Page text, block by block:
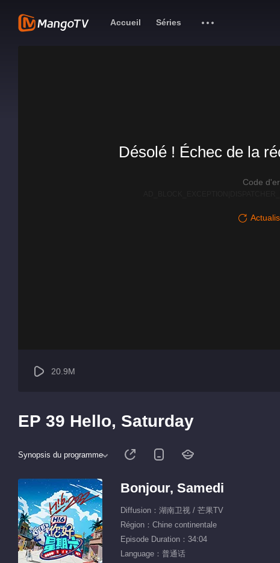
Accueil Séries
Désolé ! Échec de la
Code
20.9M
EP 39 Hello, Saturday
Synopsis du programme
Bonjour, Samedi
Diffusion：湖南卫视 / 芒果TV
Région：Chine continentale
Episode Duration：34:04
Language：普通话